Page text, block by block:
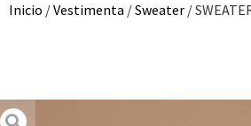
Inicio /Vestimenta /Sweater /